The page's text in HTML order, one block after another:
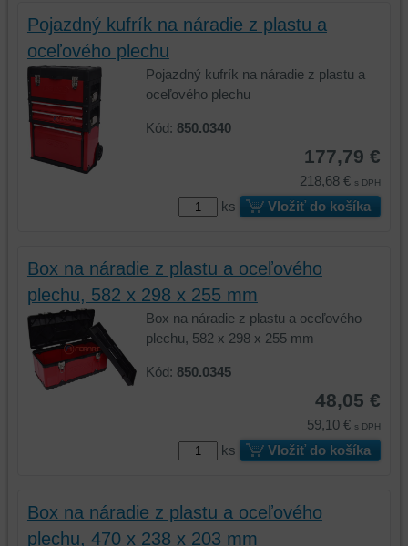
Pojazdný kufrík na náradie z plastu a
oceľového plechu
Pojazdný kufrík na náradie z plastu a
oceľového plechu
Kód: 850.0340
177,79 €
218,68 € s DPH
ks Vložiť do košíka
Box na náradie z plastu a oceľového
plechu, 582 x 298 x 255 mm
Box na náradie z plastu a oceľového
plechu, 582 x 298 x 255 mm
Kód: 850.0345
48,05 €
59,10 € s DPH
ks Vložiť do košíka
Box na náradie z plastu a oceľového
plechu, 470 x 238 x 203 mm